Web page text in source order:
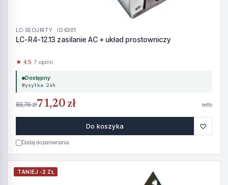
LC-SECURITY · ID 6301
LC-R4-12.13 zasilanie AC + układ prostowniczy
★ 4.5· 7 opinii
Dostępny
Wysyłka 24h
83,76 zł71,20 zł netto
Do koszyka ♡
Dodaj do porównania
TANIEJ -2 ZŁ